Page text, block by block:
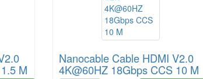
M
Nanocable Cable HDMI V2.0
4K@60HZ 18Gbps CCS 10 M